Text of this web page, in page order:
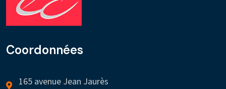
Coordonnées
165 avenue Jean Jaurès